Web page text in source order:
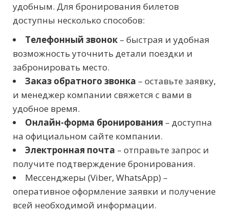
удобным. Для бронирования билетов
доступны несколько способов:
Телефонный звонок – быстрая и удобная
возможность уточнить детали поездки и
забронировать место.
Заказ обратного звонка – оставьте заявку,
и менеджер компании свяжется с вами в
удобное время.
Онлайн-форма бронирования – доступна
на официальном сайте компании.
Электронная почта – отправьте запрос и
получите подтверждение бронирования.
Мессенджеры (Viber, WhatsApp) –
оперативное оформление заявки и получение
всей необходимой информации.